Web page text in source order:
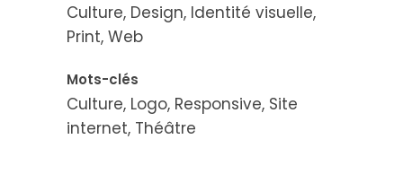
Culture, Design, Identité visuelle,
Print, Web
Mots-clés
Culture, Logo, Responsive, Site
internet, Théâtre